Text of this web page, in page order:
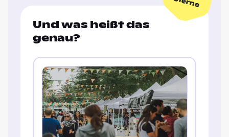
Und was heißt das
genau?